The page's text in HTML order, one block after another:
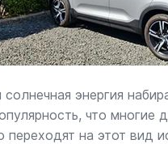
энергия
что многие
переходят на этот вид